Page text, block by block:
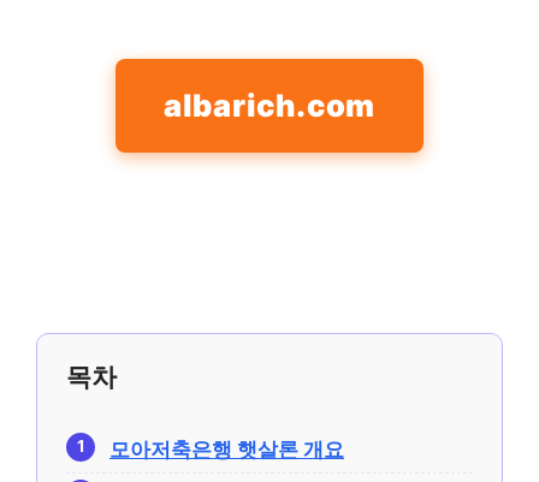
albarich.com
목차
모아저축은행 햇살론 개요